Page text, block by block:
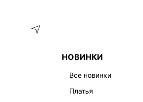
НОВИНКИ
все новинки
платья
ОДЕЖДА